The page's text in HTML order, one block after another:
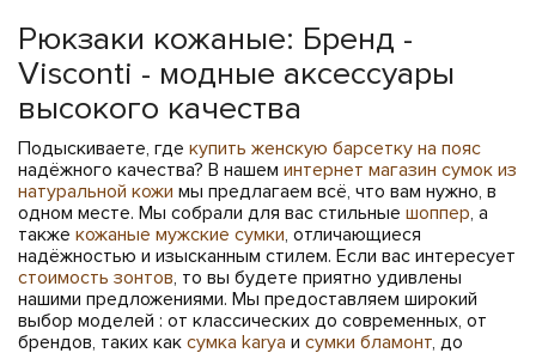
Рюкзаки кожаные: Бренд -
Visconti - модные аксессуары
высокого качества
Подыскиваете, где купить женскую барсетку на пояс
надёжного качества? В нашем интернет магазин сумок из
натуральной кожи мы предлагаем всё, что вам нужно, в
одном месте. Мы собрали для вас стильные шоппер, а
также кожаные мужские сумки, отличающиеся
надёжностью и изысканным стилем. Если вас интересует
стоимость зонтов, то вы будете приятно удивлены
нашими предложениями. Мы предоставляем широкий
выбор моделей : от классических до современных, от
брендов, таких как сумка karya и сумки бламонт, до